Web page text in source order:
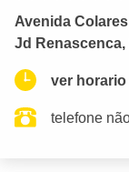
Avenida
Jd Renascenca,
ver
telefone